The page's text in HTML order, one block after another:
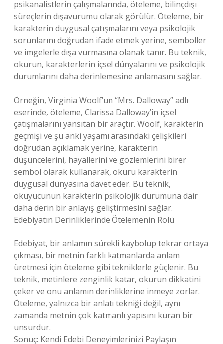
psikanalistlerin çalışmalarında, öteleme, bilinçdışı
süreçlerin dışavurumu olarak görülür. Öteleme, bir
karakterin duygusal çatışmalarını veya psikolojik
sorunlarını doğrudan ifade etmek yerine, semboller
ve imgelerle dışa vurmasına olanak tanır. Bu teknik,
okurun, karakterlerin içsel dünyalarını ve psikolojik
durumlarını daha derinlemesine anlamasını sağlar.
Örneğin, Virginia Woolf’un “Mrs. Dalloway” adlı
eserinde, öteleme, Clarissa Dalloway’in içsel
çatışmalarını yansıtan bir araçtır. Woolf, karakterin
geçmişi ve şu anki yaşamı arasındaki çelişkileri
doğrudan açıklamak yerine, karakterin
düşüncelerini, hayallerini ve gözlemlerini birer
sembol olarak kullanarak, okuru karakterin
duygusal dünyasına davet eder. Bu teknik,
okuyucunun karakterin psikolojik durumuna dair
daha derin bir anlayış geliştirmesini sağlar.
Edebiyatın Derinliklerinde Ötelemenin Rolü
Edebiyat, bir anlamın sürekli kaybolup tekrar ortaya
çıkması, bir metnin farklı katmanlarda anlam
üretmesi için öteleme gibi tekniklerle güçlenir. Bu
teknik, metinlere zenginlik katar, okurun dikkatini
çeker ve onu anlamın derinliklerine inmeye zorlar.
Öteleme, yalnızca bir anlatı tekniği değil, aynı
zamanda metnin çok katmanlı yapısını kuran bir
unsurdur.
Sonuç: Kendi Edebi Deneyimlerinizi Paylaşın